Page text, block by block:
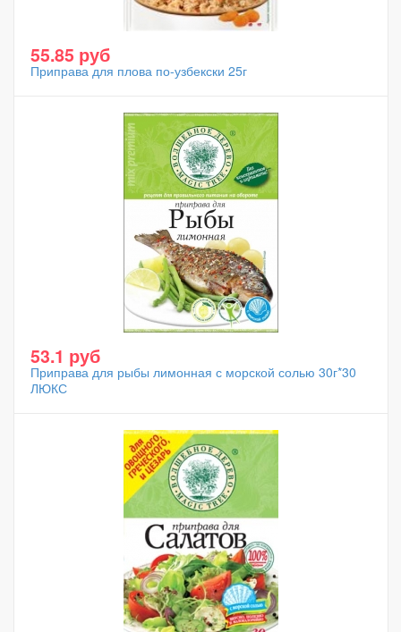
55.85 руб
Приправа для плова по-узбекски 25г
53.1 руб
Приправа для рыбы лимонная с морской солью 30г*30
ЛЮКС